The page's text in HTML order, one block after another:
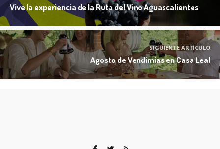
Vive la experiencia de la Ruta del Vino Aguascalientes
SIGUIENTE ARTÍCULO
Agosto de Vendimias en Casa Leal